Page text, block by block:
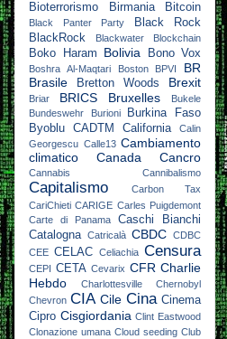
Bioterrorismo
Birmania Bitcoin
Black Panter Party
Black Rock
BlackRock
Blackwater Blockchain
Boko Haram Bolivia Bono Vox
Boshra Al-Maqtari Boston BPVI
BR
Brasile
Bretton Woods Brexit
Briar BRICS Bruxelles
Bukele
Bundeswehr
Burioni
Burkina Faso
Byoblu
CADTM California
Calin
Georgescu Calle13 Cambiamento
climatico
Canada Cancro
Cannabis Cannibalismo
Capitalismo
Carbon Tax
CariChieti CARIGE Carles Puigdemont
Carte di Panama
Caschi Bianchi
Catalogna Catricalà CBDC CDBC
CEE CELAC Celiachia Censura
CEPI CETA Cevarix CFR Charlie
Hebdo
Charlottesville
Chernobyl
Chevron CIA Cile Cina Cinema
Cipro Cisgiordania Clint Eastwood
Clonazione umana Cloud seeding Club